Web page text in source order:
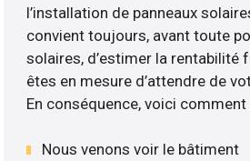
l’installation de panneaux
convient toujours, avant toute
solaires, d’estimer la rentabilité
êtes en mesure d’attendre de
En conséquence, voici
Nous venons voir le bâtiment